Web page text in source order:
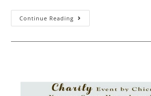
Continue Reading